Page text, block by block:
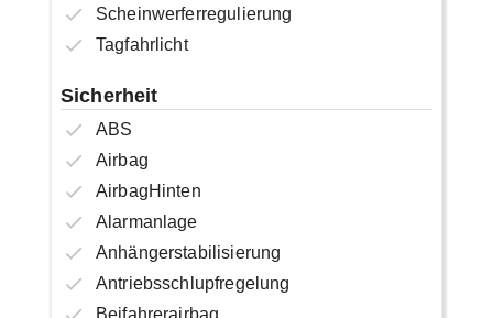
Scheinwerferregulierung
Tagfahrlicht
Sicherheit
ABS
Airbag
AirbagHinten
Alarmanlage
Anhängerstabilisierung
Antriebsschlupfregelung
Beifahrerairbag